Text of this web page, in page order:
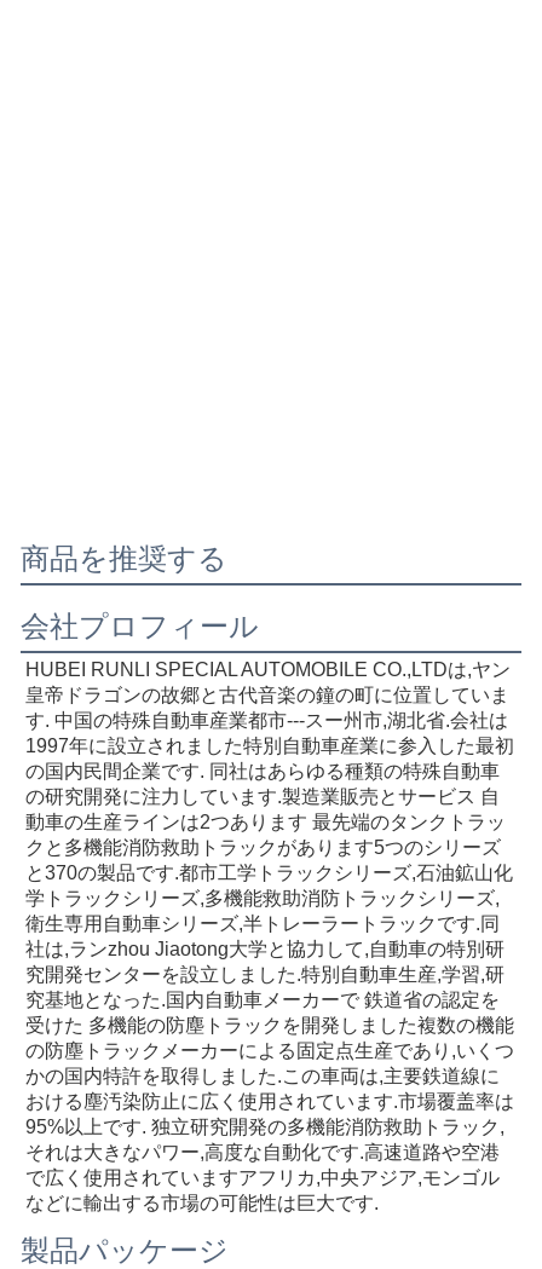
商品を推奨する
会社プロフィール
HUBEI RUNLI SPECIAL AUTOMOBILE CO.,LTDは,ヤン
皇帝ドラゴンの故郷と古代音楽の鐘の町に位置していま
す. 中国の特殊自動車産業都市---スー州市,湖北省.会社は
1997年に設立されました特別自動車産業に参入した最初
の国内民間企業です. 同社はあらゆる種類の特殊自動車
の研究開発に注力しています.製造業販売とサービス 自
動車の生産ラインは2つあります 最先端のタンクトラッ
クと多機能消防救助トラックがあります5つのシリーズ
と370の製品です.都市工学トラックシリーズ,石油鉱山化
学トラックシリーズ,多機能救助消防トラックシリーズ,
衛生専用自動車シリーズ,半トレーラートラックです.同
社は,ランzhou Jiaotong大学と協力して,自動車の特別研
究開発センターを設立しました.特別自動車生産,学習,研
究基地となった.国内自動車メーカーで 鉄道省の認定を
受けた 多機能の防塵トラックを開発しました複数の機能
の防塵トラックメーカーによる固定点生産であり,いくつ
かの国内特許を取得しました.この車両は,主要鉄道線に
おける塵汚染防止に広く使用されています.市場覆盖率は
95%以上です. 独立研究開発の多機能消防救助トラック,
それは大きなパワー,高度な自動化です.高速道路や空港
で広く使用されていますアフリカ,中央アジア,モンゴル
などに輸出する市場の可能性は巨大です.
製品パッケージ